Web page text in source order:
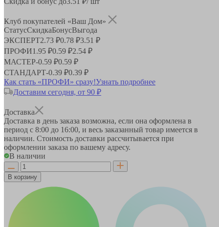
Клуб покупателей «Ваш Дом»
СтатусСкидкаБонусВыгода
ЭКСПЕРТ2.73 ₽0.78 ₽3.51 ₽
ПРОФИ1.95 ₽0.59 ₽2.54 ₽
МАСТЕР-0.59 ₽0.59 ₽
СТАНДАРТ-0.39 ₽0.39 ₽
Как стать «ПРОФИ» сразу!Узнать подробнее
Доставим сегодня, от 90 ₽
Доставка
Доставка в день заказа возможна, если она оформлена в
период с 8:00 до 16:00, и весь заказанный товар имеется в
наличии. Стоимость доставки рассчитывается при
оформлении заказа по вашему адресу.
В наличии
В корзину